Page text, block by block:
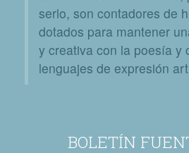
serlo, son contadores de
dotados para mantener
y creativa con la poesía y
lenguajes de expresión
BOLETÍN